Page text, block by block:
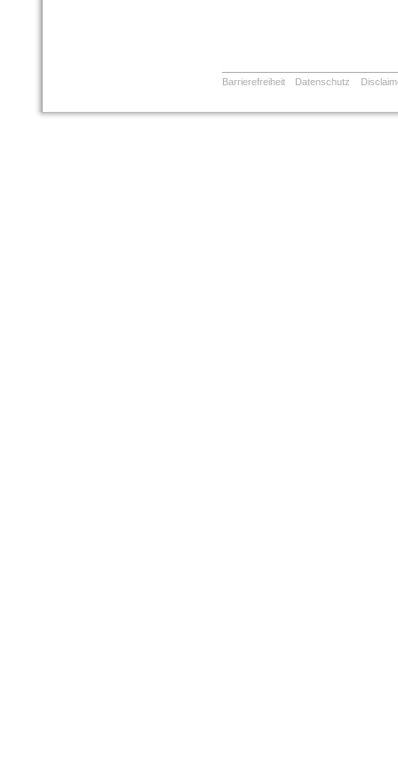
Barrierefreiheit Datenschutz